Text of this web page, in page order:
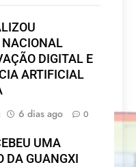
DIGITAL E
ARTIFICIAL
6 dias ago 0
UMA
DA GUANGXI